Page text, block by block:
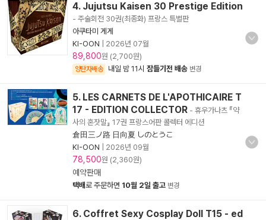
4. Jujutsu Kaisen 30 Prestige Edition
- 주술회전 30권(최종화) 프랑스 특별판
아쿠타미 게게
KI-OON
2026년 07월
89,800원 (2,700원)
양탄자배송 내일 밤 11시 잠들기전 배송 변경
5. LES CARNETS DE L'APOTHICAIRE T
17 - EDITION COLLECTOR - 휴우가나츠 『약
사의 혼잣말』 17권 프랑스어판 콜렉터 에디션
倉田三ノ路 日向夏 しのとうこ
KI-OON
2026년 09월
78,500원 (2,360원)
예약판매
택배로 주문하면 10월 2일 출고 변경
6. Coffret Sexy Cosplay Doll T15 - ed